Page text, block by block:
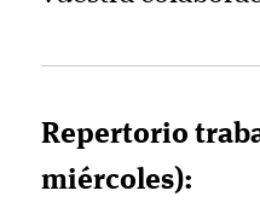
Repertorio
miércoles):